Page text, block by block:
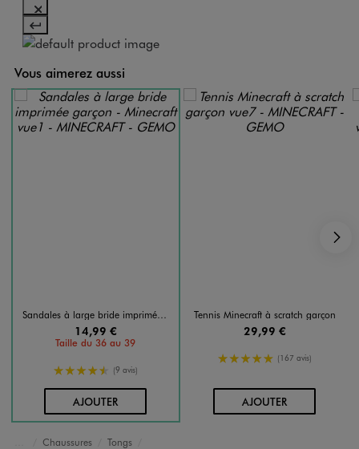
Vous aimerez aussi
Sandales à large bride imprimée garçon - Minecraft
14,99 €
Taille du 36 au 39
4.5/5 de moyenne
(9 avis)
AJOUTERAU PANIER
Tennis Minecraft à scratch garçon
29,99 €
5/5 de moyenne
(167 avis)
AJOUTERAU PANIER
Chaussures
Tongs